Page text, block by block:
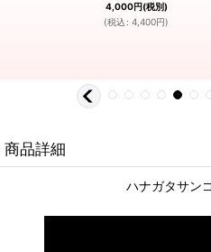
4,000円(税別)
(税込 : 4,400円)
商品詳細
ハナガタサン